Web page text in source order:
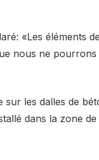
«Les éléments
nous ne
sur les dalles de
dans la zone